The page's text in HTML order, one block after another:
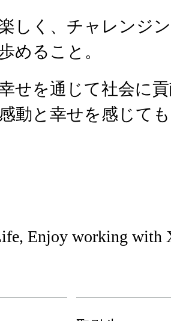
しく、チャレンジ
めること。
せを通じて社会に
動と幸せを感じても
Enjoy working with